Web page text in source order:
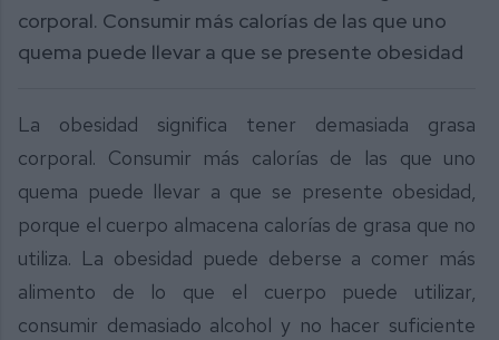
corporal. Consumir más calorías de las que uno
quema puede llevar a que se presente obesidad
La obesidad significa tener demasiada grasa
corporal. Consumir más calorías de las que uno
quema puede llevar a que se presente obesidad,
porque el cuerpo almacena calorías de grasa que no
utiliza. La obesidad puede deberse a comer más
alimento de lo que el cuerpo puede utilizar,
consumir demasiado alcohol y no hacer suficiente